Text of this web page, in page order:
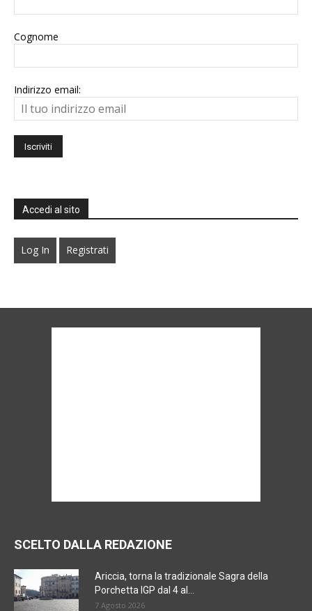
Cognome
Indirizzo email:
Accedi al sito
Log In Registrati
SCELTO DALLA REDAZIONE
Ariccia, torna la tradizionale Sagra della
Porchetta IGP dal 4 al...
7 Agosto 2026